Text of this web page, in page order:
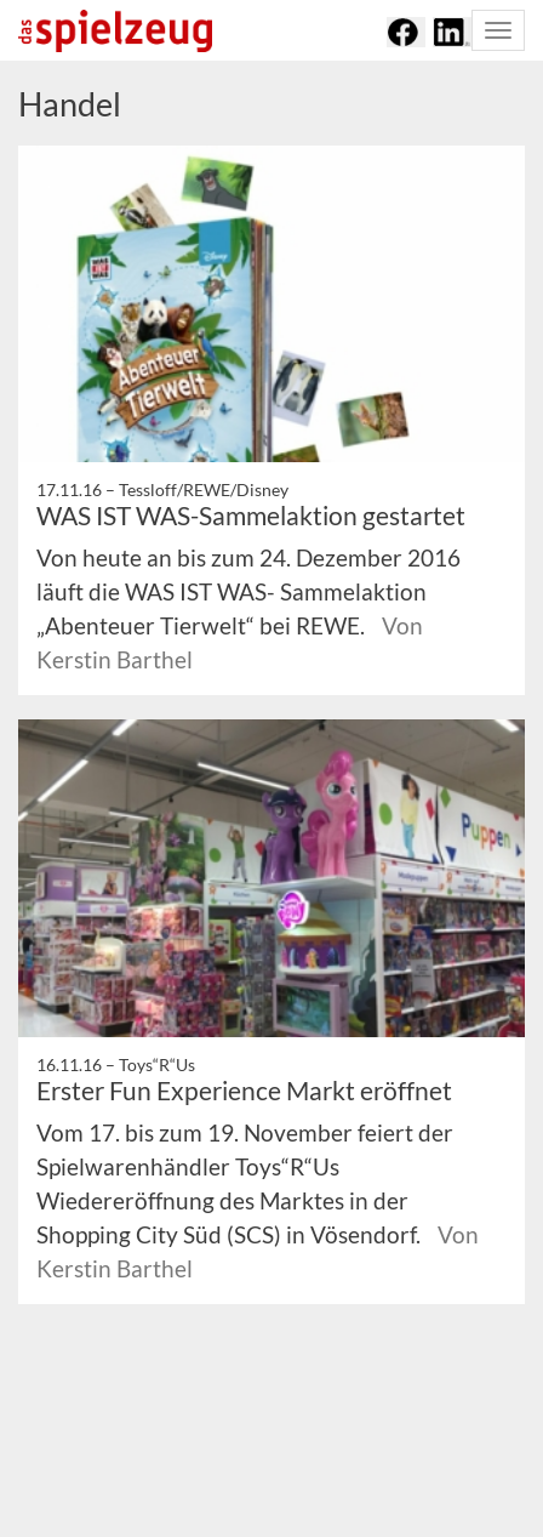
Handel
17.11.16 – Tessloff/REWE/Disney
WAS IST WAS-Sammelaktion gestartet
Von heute an bis zum 24. Dezember 2016
läuft die WAS IST WAS- Sammelaktion
„Abenteuer Tierwelt“ bei REWE.
Von
Kerstin Barthel
16.11.16 – Toys“R“Us
Erster Fun Experience Markt eröffnet
Vom 17. bis zum 19. November feiert der
Spielwarenhändler Toys“R“Us
Wiedereröffnung des Marktes in der
Shopping City Süd (SCS) in Vösendorf.
Von
Kerstin Barthel